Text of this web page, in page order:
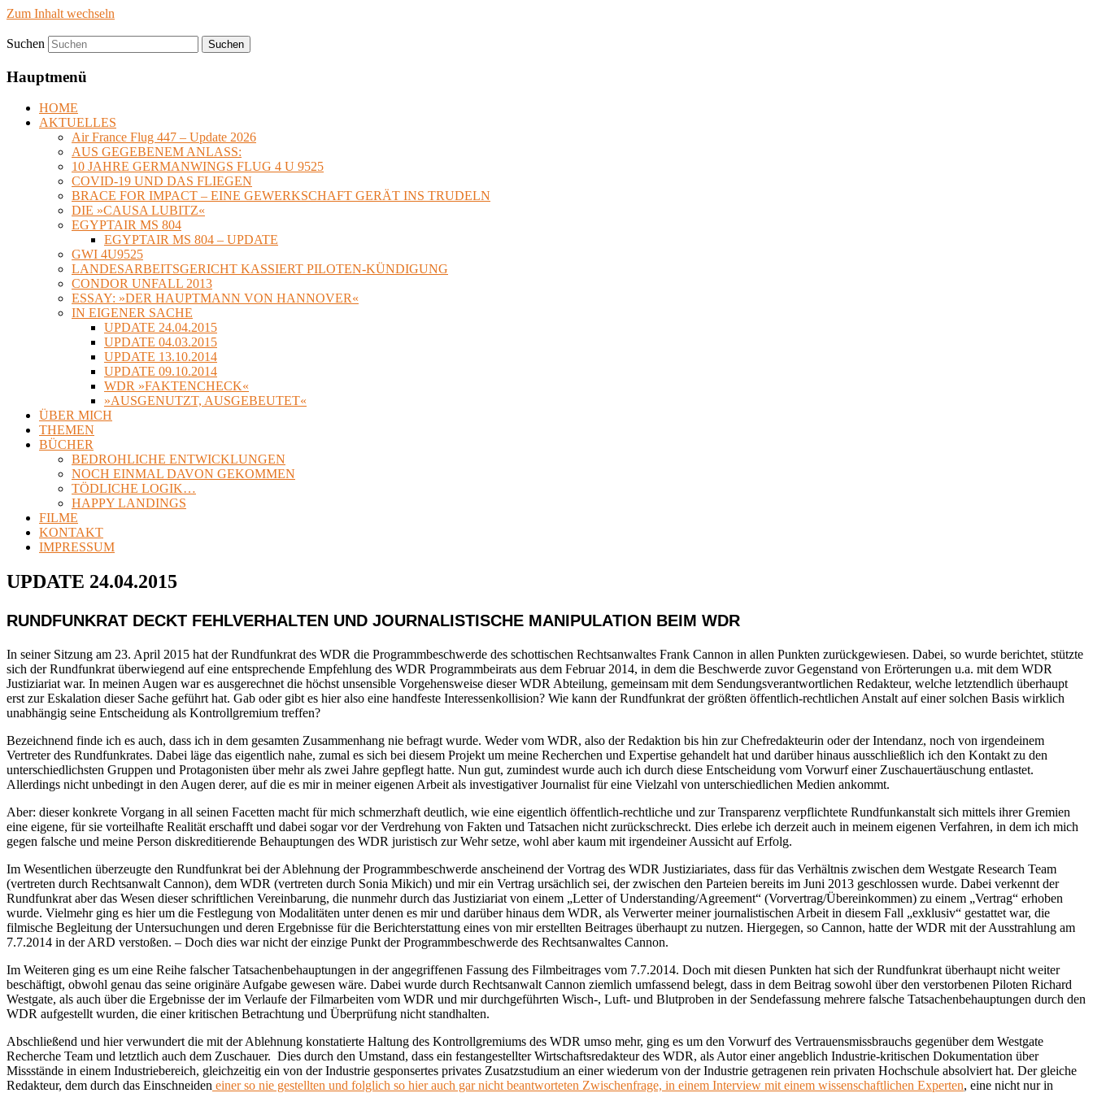
Zum Inhalt wechseln
timvanbeveren.de
Suchen
Hauptmenü
HOME
AKTUELLES
Air France Flug 447 – Update 2026
AUS GEGEBENEM ANLASS:
10 JAHRE GERMANWINGS FLUG 4 U 9525
COVID-19 UND DAS FLIEGEN
BRACE FOR IMPACT – EINE GEWERKSCHAFT GERÄT INS TRUDELN
DIE »CAUSA LUBITZ«
EGYPTAIR MS 804
EGYPTAIR MS 804 – UPDATE
GWI 4U9525
LANDESARBEITSGERICHT KASSIERT PILOTEN-KÜNDIGUNG
CONDOR UNFALL 2013
ESSAY: »DER HAUPTMANN VON HANNOVER«
IN EIGENER SACHE
UPDATE 24.04.2015
UPDATE 04.03.2015
UPDATE 13.10.2014
UPDATE 09.10.2014
WDR »FAKTENCHECK«
»AUSGENUTZT, AUSGEBEUTET«
ÜBER MICH
THEMEN
BÜCHER
BEDROHLICHE ENTWICKLUNGEN
NOCH EINMAL DAVON GEKOMMEN
TÖDLICHE LOGIK…
HAPPY LANDINGS
FILME
KONTAKT
IMPRESSUM
UPDATE 24.04.2015
RUNDFUNKRAT DECKT FEHLVERHALTEN UND JOURNALISTISCHE MANIPULATION BEIM WDR
In seiner Sitzung am 23. April 2015 hat der Rundfunkrat des WDR die Programmbeschwerde des schottischen Rechtsanwaltes Frank Cannon in allen Punkten zurückgewiesen. Dabei, so wurde berichtet, stützte
sich der Rundfunkrat überwiegend auf eine entsprechende Empfehlung des WDR Programmbeirats aus dem Februar 2014, in dem die Beschwerde zuvor Gegenstand von Erörterungen u.a. mit dem WDR
Justiziariat war. In meinen Augen war es ausgerechnet die höchst unsensible Vorgehensweise dieser WDR Abteilung, gemeinsam mit dem Sendungsverantwortlichen Redakteur, welche letztendlich überhaupt
erst zur Eskalation dieser Sache geführt hat. Gab oder gibt es hier also eine handfeste Interessenkollision? Wie kann der Rundfunkrat der größten öffentlich-rechtlichen Anstalt auf einer solchen Basis wirklich
unabhängig seine Entscheidung als Kontrollgremium treffen?
Bezeichnend finde ich es auch, dass ich in dem gesamten Zusammenhang nie befragt wurde. Weder vom WDR, also der Redaktion bis hin zur Chefredakteurin oder der Intendanz, noch von irgendeinem
Vertreter des Rundfunkrates. Dabei läge das eigentlich nahe, zumal es sich bei diesem Projekt um meine Recherchen und Expertise gehandelt hat und darüber hinaus ausschließlich ich den Kontakt zu den
unterschiedlichsten Gruppen und Protagonisten über mehr als zwei Jahre gepflegt hatte. Nun gut, zumindest wurde auch ich durch diese Entscheidung vom Vorwurf einer Zuschauertäuschung entlastet.
Allerdings nicht unbedingt in den Augen derer, auf die es mir in meiner eigenen Arbeit als investigativer Journalist für eine Vielzahl von unterschiedlichen Medien ankommt.
Aber: dieser konkrete Vorgang in all seinen Facetten macht für mich schmerzhaft deutlich, wie eine eigentlich öffentlich-rechtliche und zur Transparenz verpflichtete Rundfunkanstalt sich mittels ihrer Gremien
eine eigene, für sie vorteilhafte Realität erschafft und dabei sogar vor der Verdrehung von Fakten und Tatsachen nicht zurückschreckt. Dies erlebe ich derzeit auch in meinem eigenen Verfahren, in dem ich mich
gegen falsche und meine Person diskreditierende Behauptungen des WDR juristisch zur Wehr setze, wohl aber kaum mit irgendeiner Aussicht auf Erfolg.
Im Wesentlichen überzeugte den Rundfunkrat bei der Ablehnung der Programmbeschwerde anscheinend der Vortrag des WDR Justiziariates, dass für das Verhältnis zwischen dem Westgate Research Team
(vertreten durch Rechtsanwalt Cannon), dem WDR (vertreten durch Sonia Mikich) und mir ein Vertrag ursächlich sei, der zwischen den Parteien bereits im Juni 2013 geschlossen wurde. Dabei verkennt der
Rundfunkrat aber das Wesen dieser schriftlichen Vereinbarung, die nunmehr durch das Justiziariat von einem „Letter of Understanding/Agreement“ (Vorvertrag/Übereinkommen) zu einem „Vertrag“ erhoben
wurde. Vielmehr ging es hier um die Festlegung von Modalitäten unter denen es mir und darüber hinaus dem WDR, als Verwerter meiner journalistischen Arbeit in diesem Fall „exklusiv“ gestattet war, die
filmische Begleitung der Untersuchungen und deren Ergebnisse für die Berichterstattung eines von mir erstellten Beitrages überhaupt zu nutzen. Hiergegen, so Cannon, hatte der WDR mit der Ausstrahlung am
7.7.2014 in der ARD verstoßen. – Doch dies war nicht der einzige Punkt der Programmbeschwerde des Rechtsanwaltes Cannon.
Im Weiteren ging es um eine Reihe falscher Tatsachenbehauptungen in der angegriffenen Fassung des Filmbeitrages vom 7.7.2014. Doch mit diesen Punkten hat sich der Rundfunkrat überhaupt nicht weiter
beschäftigt, obwohl genau das seine originäre Aufgabe gewesen wäre. Dabei wurde durch Rechtsanwalt Cannon ziemlich umfassend belegt, dass in dem Beitrag sowohl über den verstorbenen Piloten Richard
Westgate, als auch über die Ergebnisse der im Verlaufe der Filmarbeiten vom WDR und mir durchgeführten Wisch-, Luft- und Blutproben in der Sendefassung mehrere falsche Tatsachenbehauptungen durch den
WDR aufgestellt wurden, die einer kritischen Betrachtung und Überprüfung nicht standhalten.
Abschließend und hier verwundert die mit der Ablehnung konstatierte Haltung des Kontrollgremiums des WDR umso mehr, ging es um den Vorwurf des Vertrauensmissbrauchs gegenüber dem Westgate
Recherche Team und letztlich auch dem Zuschauer. Dies durch den Umstand, dass ein festangestellter Wirtschaftsredakteur des WDR, als Autor einer angeblich Industrie-kritischen Dokumentation über
Missstände in einem Industriebereich, gleichzeitig ein von der Industrie gesponsertes privates Zusatzstudium an einer wiederum von der Industrie getragenen rein privaten Hochschule absolviert hat. Der gleiche
Redakteur, dem durch das Einschneiden einer so nie gestellten und folglich so hier auch gar nicht beantworteten Zwischenfrage, in einem Interview mit einem wissenschaftlichen Experten, eine nicht nur in